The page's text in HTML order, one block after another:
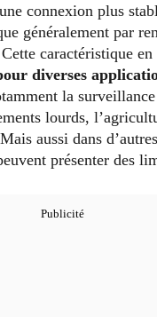
connexion plus
généralement par
caractéristique
diverses
la
lourds,
aussi dans
présenter des